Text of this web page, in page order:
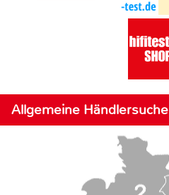
Allgemeine Händlersuche